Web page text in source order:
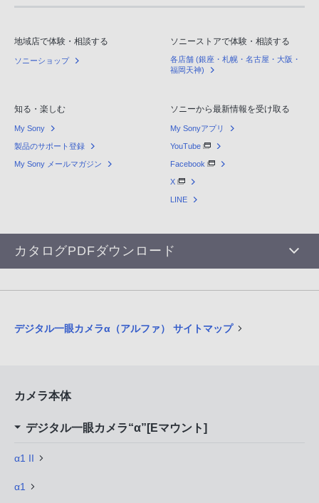
地域店で体験・相談する
ソニーショップ
ソニーストアで体験・相談する
各店舗 (銀座・札幌・名古屋・大阪・
福岡天神)
知る・楽しむ
My Sony
製品のサポート登録
My Sony メールマガジン
ソニーから最新情報を受け取る
My Sonyアプリ
YouTube
Facebook
X
LINE
カタログPDFダウンロード
デジタル一眼カメラα（アルファ） サイトマップ
カメラ本体
デジタル一眼カメラ“α”[Eマウント]
α1 II
α1